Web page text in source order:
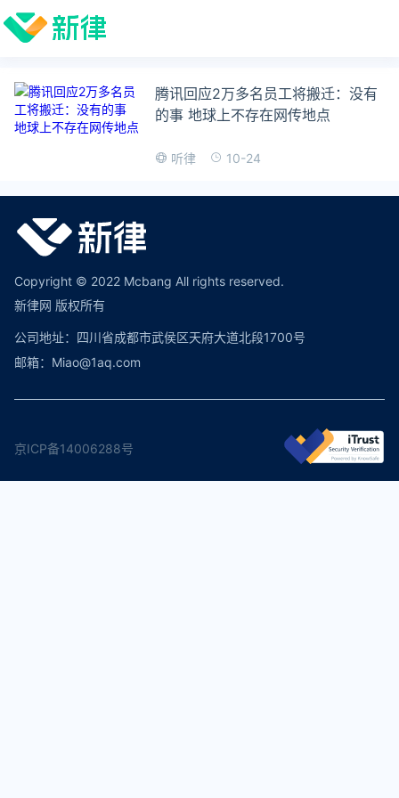
腾讯回应2万多名员工将搬迁：没有
的事 地球上不存在网传地点
听律 10-24
Copyright © 2022 Mcbang All rights reserved.
新律网 版权所有
公司地址：四川省成都市武侯区天府大道北段1700号
邮箱：Miao@1aq.com
京ICP备14006288号